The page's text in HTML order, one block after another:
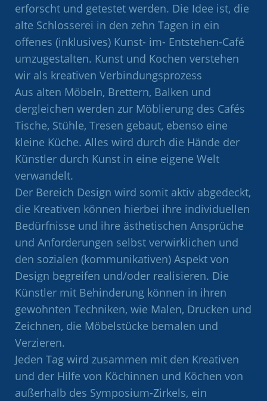
erforscht und getestet werden. Die Idee ist, die
alte Schlosserei in den zehn Tagen in ein
offenes (inklusives) Kunst- im- Entstehen-Café
umzugestalten. Kunst und Kochen verstehen
wir als kreativen Verbindungsprozess
Aus alten Möbeln, Brettern, Balken und
dergleichen werden zur Möblierung des Cafés
Tische, Stühle, Tresen gebaut, ebenso eine
kleine Küche. Alles wird durch die Hände der
Künstler durch Kunst in eine eigene Welt
verwandelt.
Der Bereich Design wird somit aktiv abgedeckt,
die Kreativen können hierbei ihre individuellen
Bedürfnisse und ihre ästhetischen Ansprüche
und Anforderungen selbst verwirklichen und
den sozialen (kommunikativen) Aspekt von
Design begreifen und/oder realisieren. Die
Künstler mit Behinderung können in ihren
gewohnten Techniken, wie Malen, Drucken und
Zeichnen, die Möbelstücke bemalen und
Verzieren.
Jeden Tag wird zusammen mit den Kreativen
und der Hilfe von Köchinnen und Köchen von
außerhalb des Symposium-Zirkels, ein